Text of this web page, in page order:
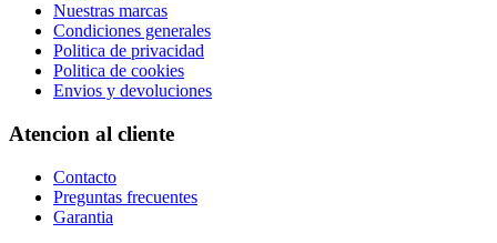
Nuestras marcas
Condiciones generales
Politica de privacidad
Politica de cookies
Envios y devoluciones
Atencion al cliente
Contacto
Preguntas frecuentes
Garantia